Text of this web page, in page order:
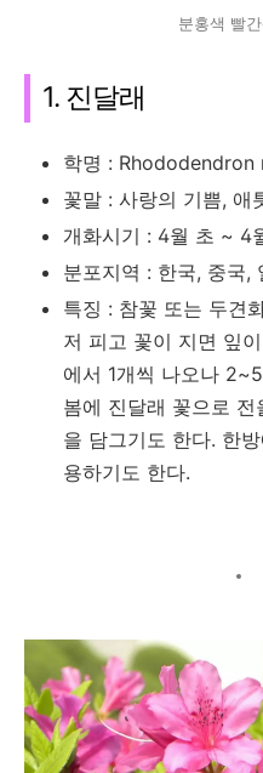
분홍색 빨
1. 진달래
학명 :
꽃말 : 사랑의 기쁨, 애
개화시기 : 4월 초 ~ 4
분포지역 : 한국, 중국,
특징 : 참꽃 또는 두견
저 피고 꽃이 지면 잎
에서 1개씩 나오나
봄에 진달래 꽃으로
을 담그기도 한다. 한
용하기도 한다.